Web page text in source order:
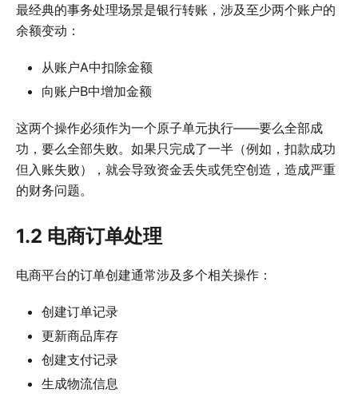
最经典的事务处理场景是银行转账，涉及至少两个账户的
余额变动：
从账户A中扣除金额
向账户B中增加金额
这两个操作必须作为一个原子单元执行——要么全部成
功，要么全部失败。如果只完成了一半（例如，扣款成功
但入账失败），就会导致资金丢失或凭空创造，造成严重
的财务问题。
1.2 电商订单处理
电商平台的订单创建通常涉及多个相关操作：
创建订单记录
更新商品库存
创建支付记录
生成物流信息